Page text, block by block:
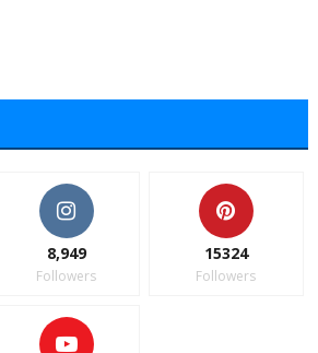
8,949
Followers
15324
Followers